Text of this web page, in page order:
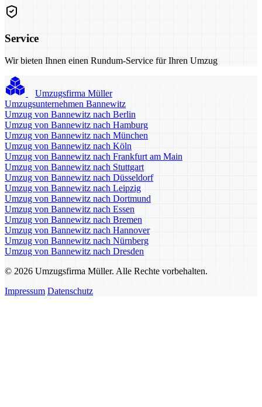
Service
Wir bieten Ihnen einen Rundum-Service für Ihren Umzug
Umzugsfirma Müller
Umzugsunternehmen Bannewitz
Umzug von Bannewitz nach Berlin
Umzug von Bannewitz nach Hamburg
Umzug von Bannewitz nach München
Umzug von Bannewitz nach Köln
Umzug von Bannewitz nach Frankfurt am Main
Umzug von Bannewitz nach Stuttgart
Umzug von Bannewitz nach Düsseldorf
Umzug von Bannewitz nach Leipzig
Umzug von Bannewitz nach Dortmund
Umzug von Bannewitz nach Essen
Umzug von Bannewitz nach Bremen
Umzug von Bannewitz nach Hannover
Umzug von Bannewitz nach Nürnberg
Umzug von Bannewitz nach Dresden
© 2026 Umzugsfirma Müller. Alle Rechte vorbehalten.
Impressum Datenschutz